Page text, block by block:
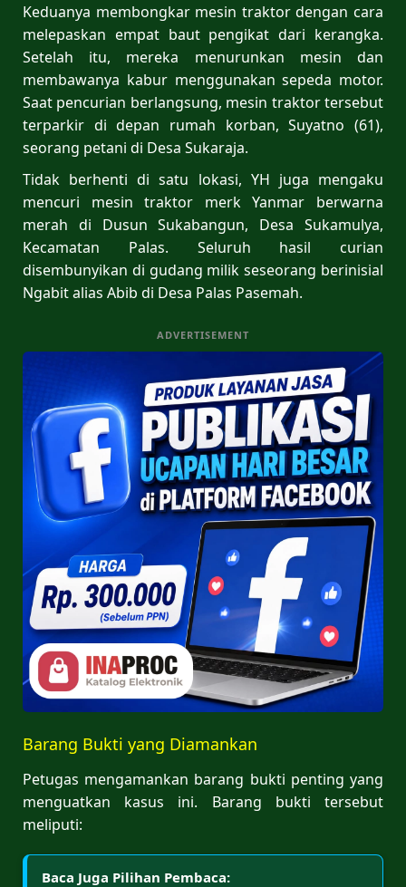
Keduanya membongkar mesin traktor dengan cara
melepaskan empat baut pengikat dari kerangka.
Setelah itu, mereka menurunkan mesin dan
membawanya kabur menggunakan sepeda motor.
Saat pencurian berlangsung, mesin traktor tersebut
terparkir di depan rumah korban, Suyatno (61),
seorang petani di Desa Sukaraja.
Tidak berhenti di satu lokasi, YH juga mengaku
mencuri mesin traktor merk Yanmar berwarna
merah di Dusun Sukabangun, Desa Sukamulya,
Kecamatan Palas. Seluruh hasil curian
disembunyikan di gudang milik seseorang berinisial
Ngabit alias Abib di Desa Palas Pasemah.
ADVERTISEMENT
Barang Bukti yang Diamankan
Petugas mengamankan barang bukti penting yang
menguatkan kasus ini. Barang bukti tersebut
meliputi:
Baca Juga Pilihan Pembaca: